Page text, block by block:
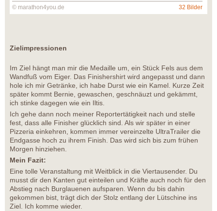
© marathon4you.de 32 Bilder
Zielimpressionen
Im Ziel hängt man mir die Medaille um, ein Stück Fels aus dem
Wandfuß vom Eiger. Das Finishershirt wird angepasst und dann
hole ich mir Getränke, ich habe Durst wie ein Kamel. Kurze Zeit
später kommt Bernie, gewaschen, geschnäuzt und gekämmt,
ich stinke dagegen wie ein Iltis.
Ich gehe dann noch meiner Reportertätigkeit nach und stelle
fest, dass alle Finisher glücklich sind. Als wir später in einer
Pizzeria einkehren, kommen immer vereinzelte UltraTrailer die
Endgasse hoch zu ihrem Finish. Das wird sich bis zum frühen
Morgen hinziehen.
Mein Fazit:
Eine tolle Veranstaltung mit Weitblick in die Viertausender. Du
musst dir den Kanten gut einteilen und Kräfte auch noch für den
Abstieg nach Burglauenen aufsparen. Wenn du bis dahin
gekommen bist, trägt dich der Stolz entlang der Lütschine ins
Ziel. Ich komme wieder.